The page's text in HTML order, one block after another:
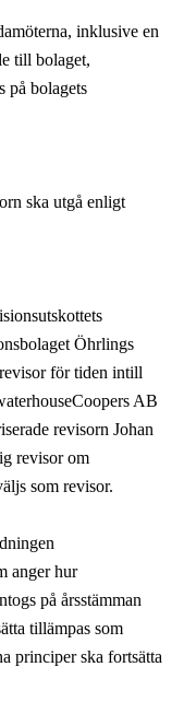
inklusive en
till bolaget,
på bolagets
ska utgå enligt
Öhrlings
för tiden intill
AB
revisorn Johan
revisor om
som revisor.
anger hur
på årsstämman
tillämpas som
principer ska fortsätta